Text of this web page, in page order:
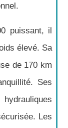
puissant, il
élevé. Sa
de 170 km
Ses
Les